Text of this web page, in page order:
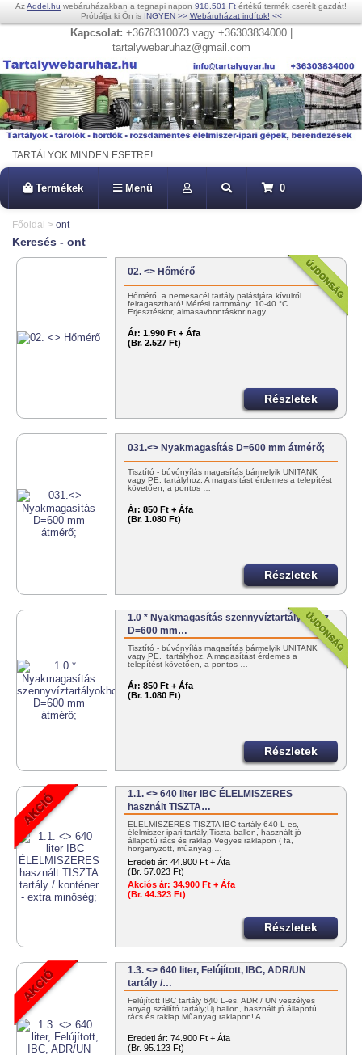
AzAddel.hu webáruházakban a tegnapi napon 918.501 Ft értékű termék cserélt gazdát!
Próbálja ki Ön is INGYEN >> Webáruházat indítok! <<
Kapcsolat: +3678310073 vagy +36303834000 |
tartalywebaruhaz@gmail.com
TARTÁLYOK MINDEN ESETRE!
Termékek Menü 0
Főoldal > ont
Keresés - ont
02. <> Hőmérő
Hőmérő, a nemesacél tartály palástjára kívülről
felragasztható! Mérési tartomány: 10-40 °C
Erjesztéskor, almasavbontáskor nagy…
Ár: 1.990 Ft + Áfa
(Br. 2.527 Ft)
Részletek
031.<> Nyakmagasítás D=600 mm átmérő;
Tisztító - búvónyílás magasítás bármelyik UNITANK
vagy PE. tartályhoz. A magasítást érdemes a telepítést
követően, a pontos …
Ár: 850 Ft + Áfa
(Br. 1.080 Ft)
Részletek
1.0 * Nyakmagasítás szennyvíztartályokhoz
D=600 mm…
Tisztító - búvónyílás magasítás bármelyik UNITANK
vagy PE. tartályhoz. A magasítást érdemes a
telepítést követően, a pontos …
Ár: 850 Ft + Áfa
(Br. 1.080 Ft)
Részletek
1.1. <> 640 liter IBC ÉLELMISZERES
használt TISZTA…
ÉLELMISZERES TISZTA IBC tartály 640 L-es,
élelmiszer-ipari tartály;Tiszta ballon, használt jó
állapotú rács és raklap.Vegyes raklapon ( fa,
horganyzott, műanyag,…
Eredeti ár: 44.900 Ft + Áfa
(Br. 57.023 Ft)
Akciós ár: 34.900 Ft + Áfa
(Br. 44.323 Ft)
Részletek
1.3. <> 640 liter, Felújított, IBC, ADR/UN
tartály /…
Felújított IBC tartály 640 L-es, ADR / UN veszélyes
anyag szállító tartály;Új ballon, használt jó állapotú
rács és raklap.Műanyag raklapon! A…
Eredeti ár: 74.900 Ft + Áfa
(Br. 95.123 Ft)